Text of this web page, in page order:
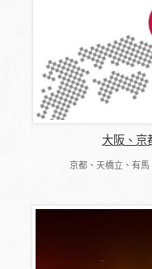
大阪、京
京都、天橋立、有